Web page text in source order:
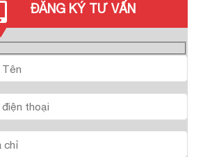
ĐĂNG KÝ TƯ VẤN